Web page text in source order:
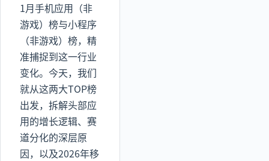
1月手机应用（非
游戏）榜与小程序
（非游戏）榜，精
准捕捉到这一行业
变化。今天，我们
就从这两大TOP榜
出发，拆解头部应
用的增长逻辑、赛
道分化的深层原
因，以及2026年移